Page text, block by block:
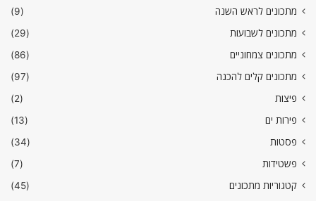
מתכונים לראש השנה
(9)
מתכונים לשבועות
(29)
מתכונים צמחוניים
(86)
מתכונים קלים להכנה
(97)
פיצות
(2)
פירות ים
(13)
פסטות
(34)
פשטידות
(7)
קטגוריות מתכונים
(45)